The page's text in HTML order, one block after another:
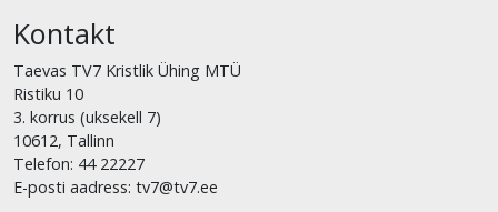
Kontakt
Taevas TV7 Kristlik Ühing MTÜ
Ristiku 10
3. korrus (uksekell 7)
10612, Tallinn
Telefon: 44 22227
E-posti aadress: tv7@tv7.ee